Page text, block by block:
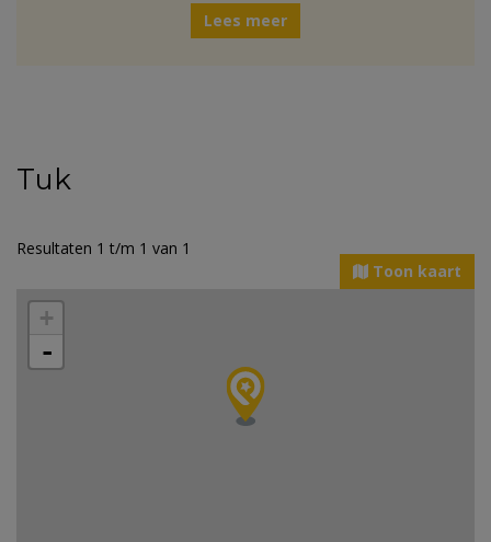
Lees meer
Tuk
Resultaten 1 t/m 1 van 1
Toon kaart
+
-